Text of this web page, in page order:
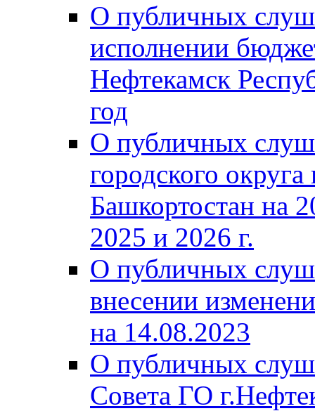
О публичных
исполнении
Нефтекамск
год
О публичных
городского
Башкортостан на
2025 и 2026 г.
О публичных
внесении
на 14.08.2023
О публичных
Совета ГО